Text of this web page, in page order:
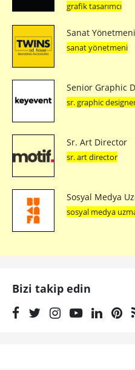
grafik tasarımcı
Sanat Yönetmeni
sanat yönetmeni
Senior Graphic
sr. graphic
Sr. Art Director
sr. art director
Sosyal Medya
sosyal medya
Bizi takip edin